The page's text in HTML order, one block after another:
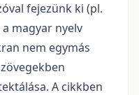
fejezünk ki (pl.
magyar nyelv
nem egymás
A cikkben